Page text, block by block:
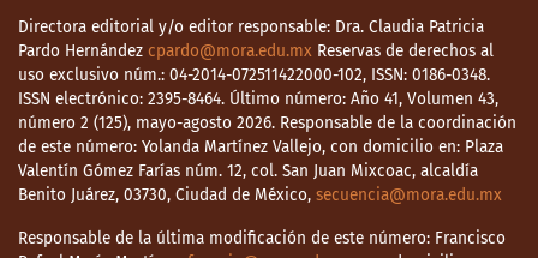
Directora editorial y/o editor responsable: Dra. Claudia Patricia
Pardo Hernández cpardo@mora.edu.mx Reservas de derechos al
uso exclusivo núm.: 04-2014-072511422000-102, ISSN: 0186-0348.
ISSN electrónico: 2395-8464. Último número: Año 41, Volumen 43,
número 2 (125), mayo-agosto 2026. Responsable de la coordinación
de este número: Yolanda Martínez Vallejo, con domicilio en: Plaza
Valentín Gómez Farías núm. 12, col. San Juan Mixcoac, alcaldía
Benito Juárez, 03730, Ciudad de México, secuencia@mora.edu.mx
Responsable de la última modificación de este número: Francisco